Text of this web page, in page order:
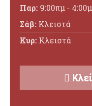
Παρ: 9:00πμ -
Σάβ: Κλειστά
Κυρ: Κλειστά